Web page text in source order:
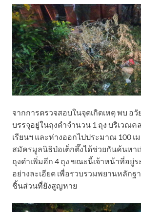
จากการตรวจสอบในจุดเกิดเหตุ พบ อ
บรรจุอยู่ในถุงดำจำนวน 1 ถุง บริเวณค
เรียนฯ และห่างออกไปประมาณ 100 เ
สมัครมูลนิธิป่อเต็กตึ๊งได้ช่วยกันค้นหา
ถุงดำเพิ่มอีก 4 ถุง ขณะนี้เจ้าหน้าที่อยู่
อย่างละเอียด เพื่อรวบรวมพยานหลัก
ชิ้นส่วนที่ยังสูญหาย